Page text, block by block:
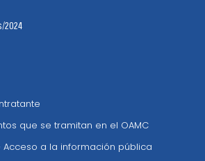
2024
que se tramitan en el OAMC
a la información pública